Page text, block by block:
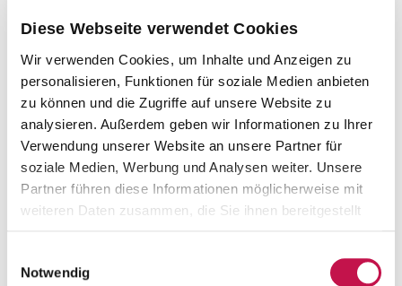
Diese Webseite verwendet Cookies
Wir verwenden Cookies, um Inhalte und Anzeigen zu
personalisieren, Funktionen für soziale Medien anbieten
zu können und die Zugriffe auf unsere Website zu
analysieren. Außerdem geben wir Informationen zu Ihrer
Verwendung unserer Website an unsere Partner für
soziale Medien, Werbung und Analysen weiter. Unsere
Partner führen diese Informationen möglicherweise mit
weiteren Daten zusammen, die Sie ihnen bereitgestellt
Notwendig